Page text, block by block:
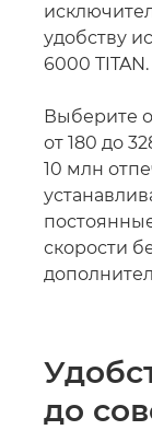
удобству
6000 TITAN.
Выберите
от 180 до
10 млн
скорости
до